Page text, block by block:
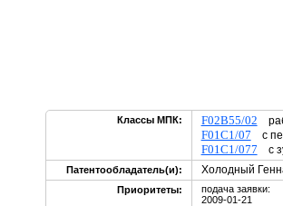
Классы МПК: F02B55/02
F01C1/07 с
F01C1/077 с
Патентообладатель(и): Холодный
Приоритеты:
подача заявки:
2009-01-21